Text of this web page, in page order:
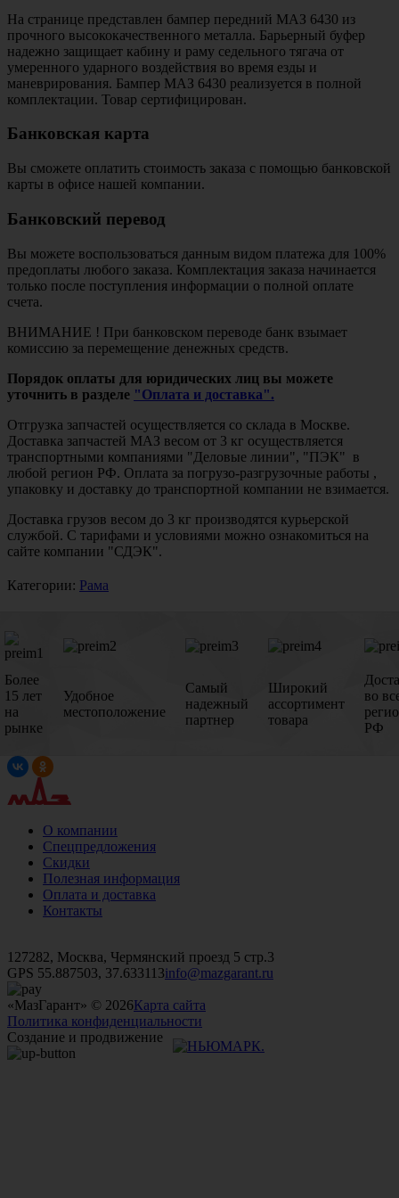
На странице представлен бампер передний МАЗ 6430 из
прочного высококачественного металла. Барьерный буфер
надежно защищает кабину и раму седельного тягача от
умеренного ударного воздействия во время езды и
маневрирования. Бампер МАЗ 6430 реализуется в полной
комплектации. Товар сертифицирован.
Банковская карта
Вы сможете оплатить стоимость заказа с помощью банковской
карты в офисе нашей компании.
Банковский перевод
Вы можете воспользоваться данным видом платежа для 100%
предоплаты любого заказа. Комплектация заказа начинается
только после поступления информации о полной оплате
счета.
ВНИМАНИЕ ! При банковском переводе банк взымает
комиссию за перемещение денежных средств.
Порядок оплаты для юридических лиц вы можете
уточнить в разделе "Оплата и доставка".
Отгрузка запчастей осуществляется со склада в Москве.
Доставка запчастей МАЗ весом от 3 кг осуществляется
транспортными компаниями "Деловые линии", "ПЭК" в
любой регион РФ. Оплата за погрузо-разгрузочные работы ,
упаковку и доставку до транспортной компании не взимается.
Доставка грузов весом до 3 кг производятся курьерской
службой. С тарифами и условиями можно ознакомиться на
сайте компании "СДЭК".
Категории: Рама
Более
15 лет
на
рынке
Удобное
местоположение
Самый
надежный
партнер
Широкий
ассортимент
товара
во
РФ
О компании
Спецпредложения
Скидки
Полезная информация
Оплата и доставка
Контакты
127282, Москва, Чермянский проезд 5 стр.3
GPS 55.887503, 37.633113info@mazgarant.ru
«МазГарант» © 2026Карта сайта
Политика конфиденциальности
Создание и продвижение